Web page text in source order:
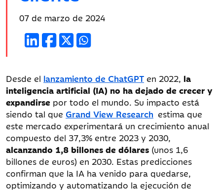
Fecha
publicación:
07 de marzo de 2024
Desde el lanzamiento de ChatGPT en 2022, la
inteligencia artificial (IA) no ha dejado de crecer y
expandirse por todo el mundo. Su impacto está
siendo tal que Grand View Research estima que
este mercado experimentará un crecimiento anual
compuesto del 37,3% entre 2023 y 2030,
alcanzando 1,8 billones de dólares (unos 1,6
billones de euros) en 2030. Estas predicciones
confirman que la IA ha venido para quedarse,
optimizando y automatizando la ejecución de